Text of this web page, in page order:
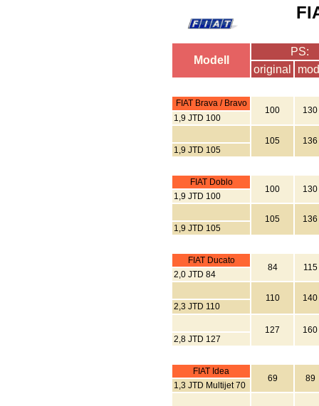
Modell
PS:
original
FIAT Brava / Bravo
100 130
1,9 JTD 100
105
136
1,9 JTD 105
FIAT Doblo
100 130
1,9 JTD 100
105
136
1,9 JTD 105
FIAT Ducato
84 115
2,0 JTD 84
110
140
2,3 JTD 110
127
160
2,8 JTD 127
FIAT Idea
69 89
1,3 JTD Multijet 70